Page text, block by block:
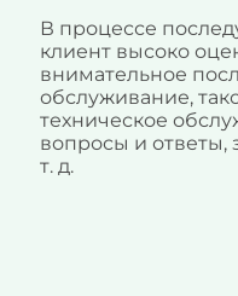
В процессе
клиент высоко
внимательное
обслуживание,
техническое
вопросы и ответы,
т. д.